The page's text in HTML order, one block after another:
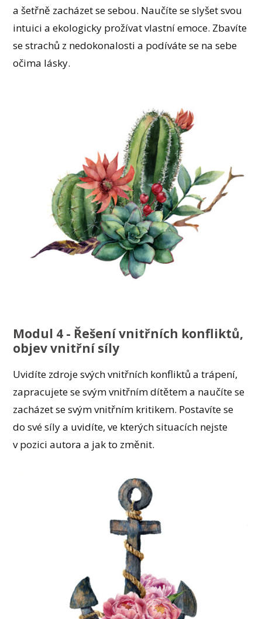
a šetřně zacházet se sebou. Naučíte se slyšet svou
intuici a ekologicky prožívat vlastní emoce. Zbavíte
se strachů z nedokonalosti a podíváte se na sebe
očima lásky.
Modul 4 - Řešení vnitřních konfliktů,
objev vnitřní síly
Uvidíte zdroje svých vnitřních konfliktů a trápení,
zapracujete se svým vnitřním dítětem a naučíte se
zacházet se svým vnitřním kritikem. Postavíte se
do své síly a uvidíte, ve kterých situacích nejste
v pozici autora a jak to změnit.